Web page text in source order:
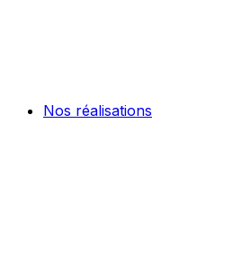
Nos réalisations